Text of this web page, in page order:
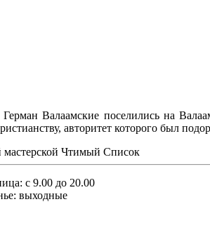
Валаамские поселились на
авторитет которого был
с 9.00 до 20.00
выходные